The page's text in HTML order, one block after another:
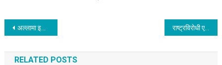
Post
navigation
अल्लामा इकबाल कॉलेज में शिक्षकों के सम्मान में कार्यक्रम, प्रो. नवल किशोर यादव ने की सराहना राष्ट्रविरोधी एजेंडे पर काम करने वाले राहुल गाँधी को राष्ट्रनीति की सात अपीलें कैसे समझ में आएंगी:ऋतुराज सिन्हा
RELATED POSTS